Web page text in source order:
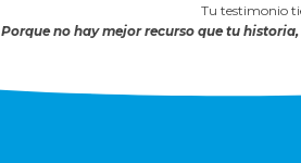
Tu testimonio
Porque no hay mejor recurso que tu